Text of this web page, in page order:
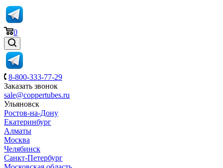
0
8-800-333-77-29
Заказать звонок
sale@coppertubes.ru
Ульяновск
Ростов-на-Дону
Екатеринбург
Алматы
Москва
Челябинск
Санкт-Петербург